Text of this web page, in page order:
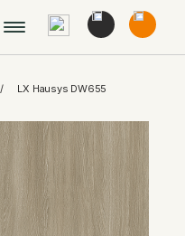
/ LX Hausys DW655